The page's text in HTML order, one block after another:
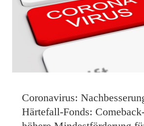
Coronavirus:
Härtefall-Fonds: